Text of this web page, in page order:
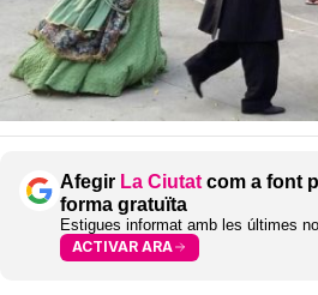
Afegir La Ciutat com a font
forma gratuïta
Estigues informat amb les últimes
ACTIVAR ARA